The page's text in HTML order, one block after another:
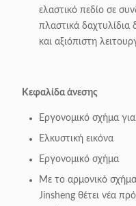
ελαστικό πεδίο σε
πλαστικά
και αξιόπιστη
Κεφαλίδα άνεσης
Εργονομικό σχήμα
Ελκυστική εικόνα
Εργονομικό σχήμα
Με το αρμονικό
Jinsheng θέτει νέα